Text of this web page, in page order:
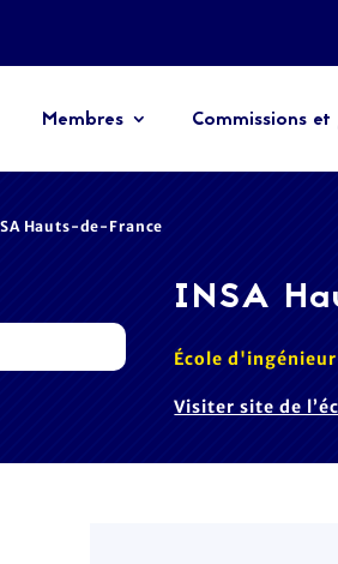
Membres Commissions
Hauts-de-France
INSA
École d'ingénieur
Visiter site de